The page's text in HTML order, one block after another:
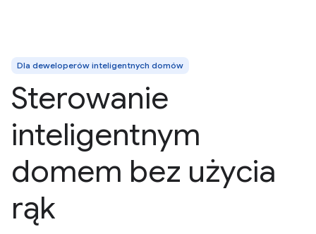
Dla deweloperów inteligentnych domów
Sterowanie
inteligentnym
domem bez użycia
rąk